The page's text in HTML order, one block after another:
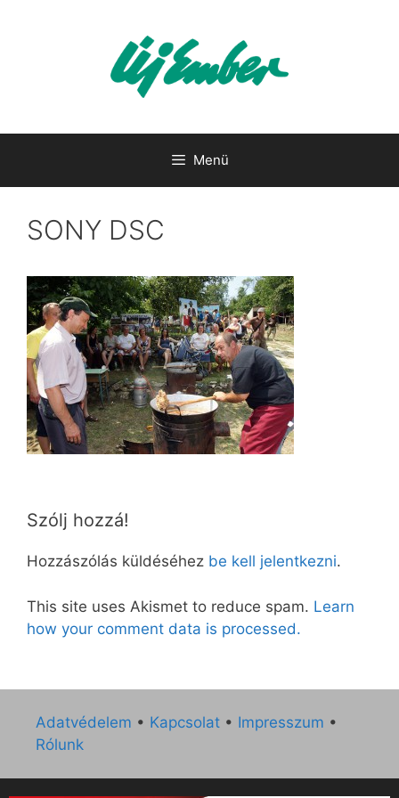
Menü
SONY DSC
Szólj hozzá!
Hozzászólás küldéséhez be kell jelentkezni.
This site uses Akismet to reduce spam. Learn
how your comment data is processed.
Adatvédelem • Kapcsolat • Impresszum •
Rólunk